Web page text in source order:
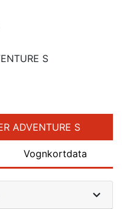
S
ADVENTURE S
Vognkortdata